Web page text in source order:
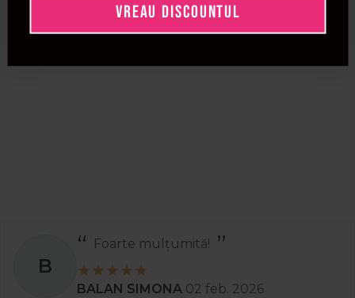
B
Foarte mulțumită!
BALAN SIMONA 02 feb. 2026
VREAU DISCOUNTUL